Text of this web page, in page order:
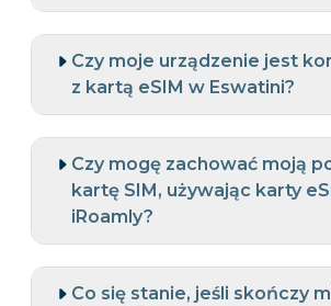
Czy moje urządzenie jest
z kartą eSIM w Eswatini?
Czy mogę zachować moją
kartę SIM, używając karty
iRoamly?
Co się stanie, jeśli skończy